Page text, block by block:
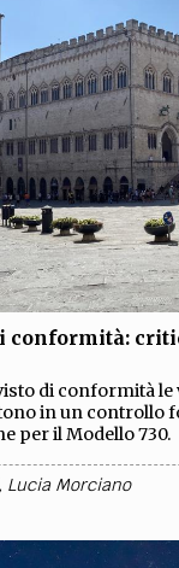
conformità:
di conformità le
in un controllo
per il Modello 730.
Lucia Morciano